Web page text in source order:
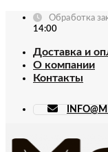
Skip
Обработка
14:00
Доставка и
О компании
Контакты